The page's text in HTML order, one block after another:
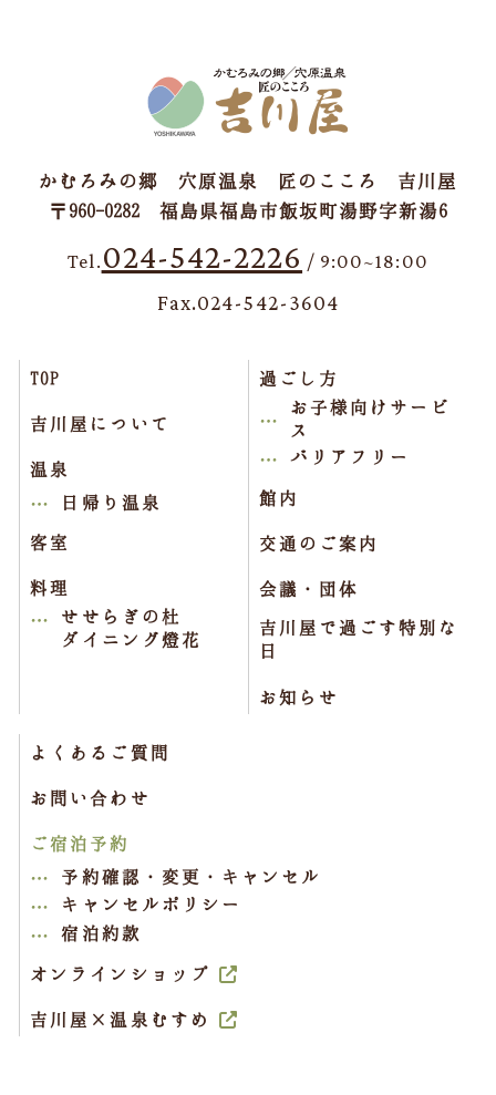
かむろみの郷 穴原温泉 匠のこころ 吉川屋
〒960-0282 福島県福島市飯坂町湯野字新湯6
Tel. 024-542-2226 / 9:00~18:00
Fax.024-542-3604
TOP
吉川屋について
温泉
日帰り温泉
客室
料理
せせらぎの杜
ダイニング燈花
過ごし方
お子様向けサービ
ス
バリアフリー
館内
交通のご案内
会議・団体
吉川屋で過ごす特別な
日
お知らせ
よくあるご質問
お問い合わせ
ご宿泊予約
予約確認・変更・キャンセル
キャンセルポリシー
宿泊約款
オンラインショップ
吉川屋×温泉むすめ